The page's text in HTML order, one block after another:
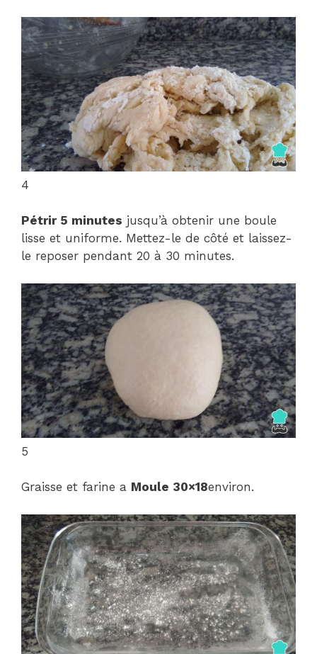
4
Pétrir 5 minutes jusqu’à obtenir une boule
lisse et uniforme. Mettez-le de côté et laissez-
le reposer pendant 20 à 30 minutes.
5
Graisse et farine a Moule 30×18environ.